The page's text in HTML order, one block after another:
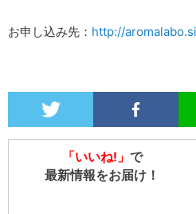
お申し込み先： http://
「いいね!」 で
最新情報をお届け！